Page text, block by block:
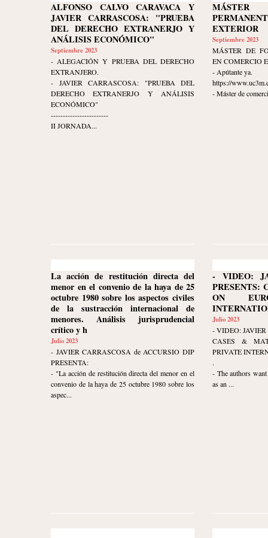
ALFONSO CALVO CARAVACA Y
JAVIER CARRASCOSA: "PRUEBA
DEL DERECHO EXTRANERJO Y
ANÁLISIS ECONÓMICO"
Septiembre 2023
- ALEGACIÓN Y PRUEBA DEL DERECHO
EXTRANJERO.
- JAVIER CARRASCOSA: "PRUEBA DEL
DERECHO EXTRANERJO Y ANÁLISIS
ECONÓMICO"
------------------------
II JORNADA...
MÁSTER
EXTERIOR
Septiembre 2023
MÁSTER DE
EN COMERCIO
- Apútante ya.
https://
- Máster de
La acción de restitución directa del
menor en el convenio de la haya de 25
octubre 1980 sobre los aspectos civiles
de la sustracción internacional de
menores. Análisis jurisprudencial
crítico y h
Julio 2023
- JAVIER CARRASCOSA de ACCURSIO DIP
PRESENTA:
- "La acción de restitución directa del menor en el
convenio de la haya de 25 octubre 1980 sobre los
aspec...
- VIDEO:
PRESENTS:
ON
Julio 2023
- VIDEO:
CASES &
PRIVATE
.
- The authors
as an ...